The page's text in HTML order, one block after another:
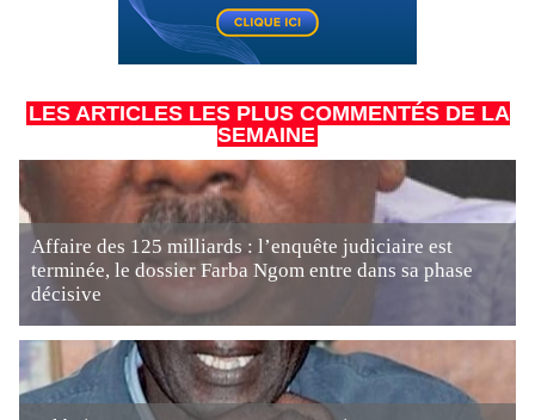
LES ARTICLES LES PLUS COMMENTÉS DE LA
SEMAINE
Affaire des 125 milliards : l’enquête judiciaire est
terminée, le dossier Farba Ngom entre dans sa phase
décisive